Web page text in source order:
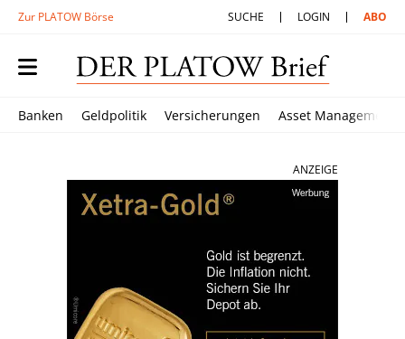
Zur PLATOW Börse SUCHE LOGIN ABO
Banken Geldpolitik Versicherungen Asset Management
ANZEIGE